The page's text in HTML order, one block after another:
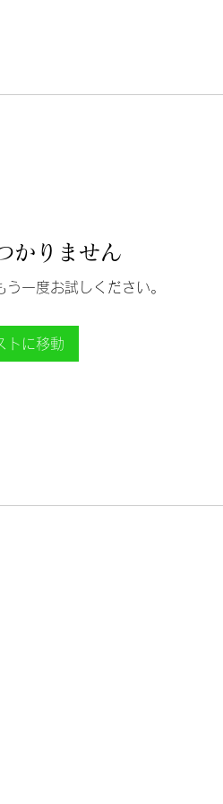
かりません
一度お試しください。
トに移動